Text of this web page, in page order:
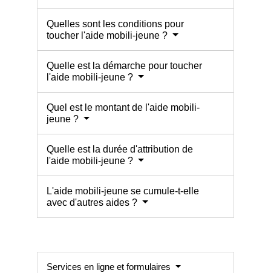
Quelles sont les conditions pour
toucher l'aide mobili-jeune ?
Quelle est la démarche pour toucher
l'aide mobili-jeune ?
Quel est le montant de l'aide mobili-
jeune ?
Quelle est la durée d'attribution de
l'aide mobili-jeune ?
L'aide mobili-jeune se cumule-t-elle
avec d'autres aides ?
Services en ligne et formulaires